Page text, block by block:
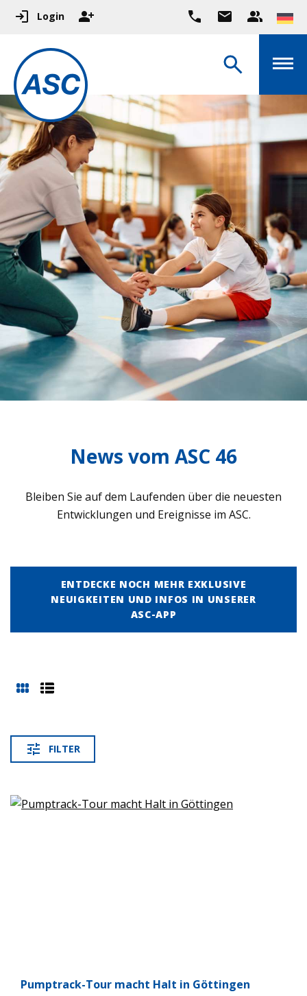
Login
News vom ASC 46
Blei­ben Sie auf dem Lau­fen­den über die neu­es­ten
Ent­wick­lun­gen und Ereig­nisse im ASC.
ENTDECKE NOCH MEHR EXKLUSIVE
NEUIGKEITEN UND INFOS IN UNSERER
ASC-APP
FIL­TER
Pump­track-Tour macht Halt in Göt­tin­gen